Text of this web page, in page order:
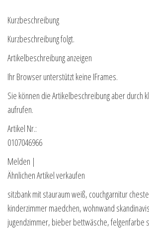
Kurzbeschreibung
Kurzbeschreibung folgt.
Artikelbeschreibung anzeigen
Ihr Browser unterstützt keine IFrames.
Sie können die Artikelbeschreibung aber durch
aufrufen.
Artikel Nr.:
0107046966
Melden |
Ähnlichen Artikel verkaufen
sitzbank mit stauraum weiß, couchgarnitur
kinderzimmer maedchen, wohnwand
jugendzimmer, bieber bettwäsche, felgenfarbe